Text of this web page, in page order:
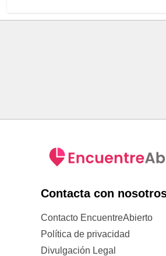
Contacta con
Contacto EncuentreAbierto
Política de privacidad
Divulgación Legal